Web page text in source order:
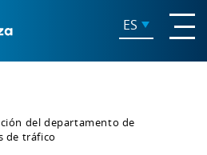
ES
del departamento de
de tráfico